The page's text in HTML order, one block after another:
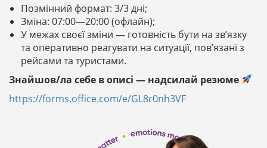
Позмінний формат: 3/3 дні;
Зміна: 07:00—20:00 (офлайн);
У межах своєї зміни — готовність бути на зв’язку
та оперативно реагувати на ситуації, пов’язані з
рейсами та туристами.
Знайшов/ла себе в описі — надсилай резюме
https://forms.office.com/e/GL8r0nh3VF